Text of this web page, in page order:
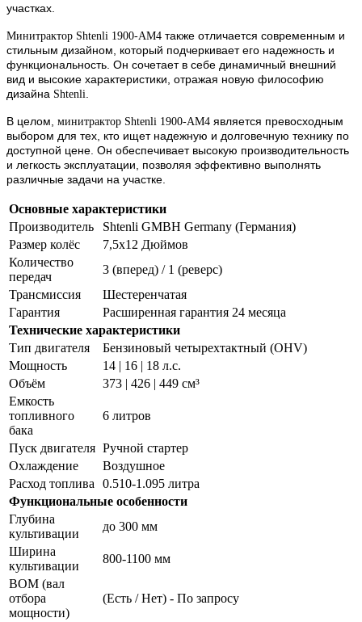
участках.
Минитрактор Shtenli 1900-AM4 также отличается современным и
стильным дизайном, который подчеркивает его надежность и
функциональность. Он сочетает в себе динамичный внешний
вид и высокие характеристики, отражая новую философию
дизайна Shtenli
В целом, минитрактор Shtenli 1900-AM4 является превосходным
выбором для тех, кто ищет надежную и долговечную технику по
доступной цене. Он обеспечивает высокую производительность
и легкость эксплуатации, позволяя эффективно выполнять
различные задачи на участке.
Основные характеристики
Производитель
Shtenli GMBH Germany (Германия)
Размер колёс
7,5х12 Дюймов
Количество
передач
3 (вперед) / 1 (реверс)
Трансмиссия
Шестеренчатая
Гарантия
Расширенная гарантия 24 месяца
Технические характеристики
Тип двигателя
Бензиновый четырехтактный (OHV)
Мощность
14 | 16 | 18 л.с.
Объём
373 | 426 | 449 см³
Емкость
топливного
бака
6 литров
Пуск двигателя Ручной стартер
Охлаждение
Воздушное
Расход топлива
0.510-1.095 литра
Функциональные особенности
Глубина
культивации
до 300 мм
Ширина
культивации
800-1100 мм
ВОМ (вал
отбора
мощности)
(Есть / Нет) - По запросу